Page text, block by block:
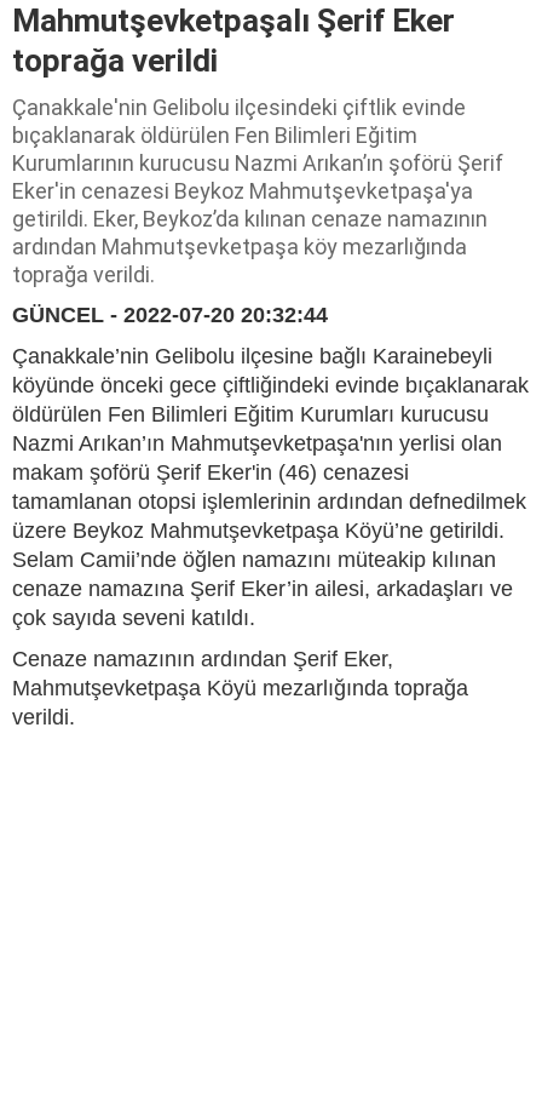
Mahmutşevketpaşalı Şerif Eker
toprağa verildi
Çanakkale'nin Gelibolu ilçesindeki çiftlik evinde
bıçaklanarak öldürülen Fen Bilimleri Eğitim
Kurumlarının kurucusu Nazmi Arıkan’ın şoförü Şerif
Eker'in cenazesi Beykoz Mahmutşevketpaşa'ya
getirildi. Eker, Beykoz’da kılınan cenaze namazının
ardından Mahmutşevketpaşa köy mezarlığında
toprağa verildi.
GÜNCEL - 2022-07-20 20:32:44
Çanakkale’nin Gelibolu ilçesine bağlı Karainebeyli
köyünde önceki gece çiftliğindeki evinde bıçaklanarak
öldürülen Fen Bilimleri Eğitim Kurumları kurucusu
Nazmi Arıkan’ın Mahmutşevketpaşa'nın yerlisi olan
makam şoförü Şerif Eker'in (46) cenazesi
tamamlanan otopsi işlemlerinin ardından defnedilmek
üzere Beykoz Mahmutşevketpaşa Köyü’ne getirildi.
Selam Camii’nde öğlen namazını müteakip kılınan
cenaze namazına Şerif Eker’in ailesi, arkadaşları ve
çok sayıda seveni katıldı.
Cenaze namazının ardından Şerif Eker,
Mahmutşevketpaşa Köyü mezarlığında toprağa
verildi.